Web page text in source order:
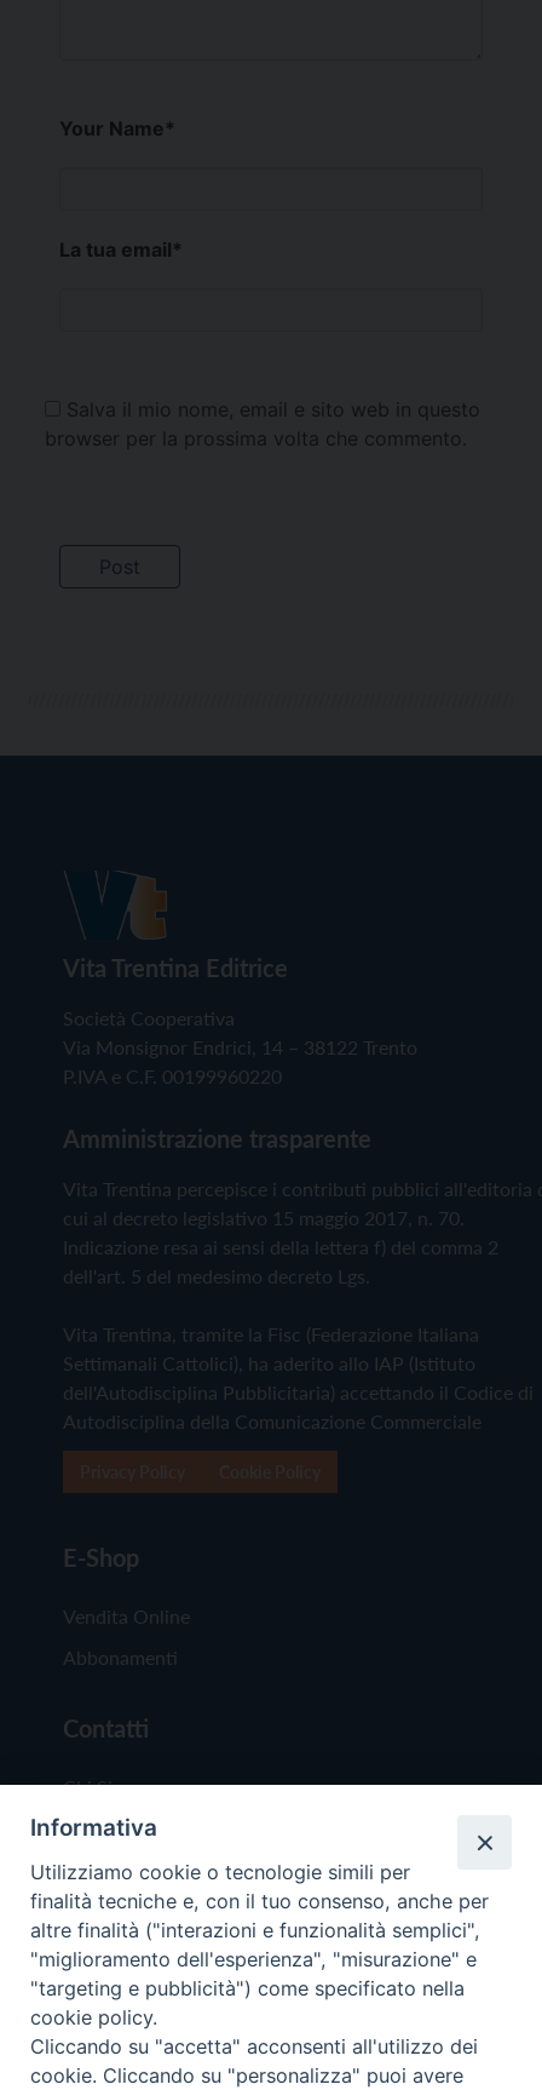
Your Name*
La tua email*
Salva il mio nome, email e sito web in questo
browser per la prossima volta che commento.
Vita Trentina Editrice
Società Cooperativa
Via Monsignor Endrici, 14 – 38122 Trento
P.IVA e C.F. 00199960220
Amministrazione trasparente
Vita Trentina percepisce i contributi pubblici all'editoria
cui al decreto legislativo 15 maggio 2017, n. 70.
Indicazione resa ai sensi della lettera f) del comma 2
dell'art. 5 del medesimo decreto Lgs.
Vita Trentina, tramite la Fisc (Federazione Italiana
Settimanali Cattolici), ha aderito allo IAP (Istituto
dell'Autodisciplina Pubblicitaria) accettando il Codice di
Autodisciplina della Comunicazione Commerciale
E-Shop
Vendita Online
Abbonamenti
Contatti
Chi Siamo
Redazione
Scrivici
Copyright © 2019 - Tutti i diritti riservati - Vita
Trentina Editrice
Informativa
Utilizziamo cookie o tecnologie simili per
finalità tecniche e, con il tuo consenso, anche per
altre finalità ("interazioni e funzionalità semplici",
"miglioramento dell'esperienza", "misurazione" e
"targeting e pubblicità") come specificato nella
cookie policy.
Cliccando su "accetta" acconsenti all'utilizzo dei
cookie. Cliccando su "personalizza" puoi avere